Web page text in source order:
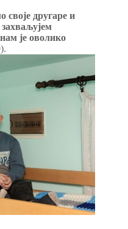
своје другаре и
је оволико